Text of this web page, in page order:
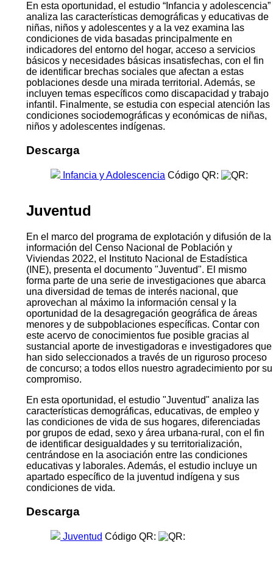
En esta oportunidad, el estudio “Infancia y adolescencia”
analiza las características demográficas y educativas de
niñas, niños y adolescentes y a la vez examina las
condiciones de vida basadas principalmente en
indicadores del entorno del hogar, acceso a servicios
básicos y necesidades básicas insatisfechas, con el fin
de identificar brechas sociales que afectan a estas
poblaciones desde una mirada territorial. Además, se
incluyen temas específicos como discapacidad y trabajo
infantil. Finalmente, se estudia con especial atención las
condiciones sociodemográficas y económicas de niñas,
niños y adolescentes indígenas.
Descarga
Infancia y Adolescencia Código QR:
Juventud
En el marco del programa de explotación y difusión de la
información del Censo Nacional de Población y
Viviendas 2022, el Instituto Nacional de Estadística
(INE), presenta el documento "Juventud". El mismo
forma parte de una serie de investigaciones que abarca
una diversidad de temas de interés nacional, que
aprovechan al máximo la información censal y la
oportunidad de la desagregación geográfica de áreas
menores y de subpoblaciones específicas. Contar con
este acervo de conocimientos fue posible gracias al
sustancial aporte de investigadoras e investigadores que
han sido seleccionados a través de un riguroso proceso
de concurso; a todos ellos nuestro agradecimiento por su
compromiso.
En esta oportunidad, el estudio "Juventud" analiza las
características demográficas, educativas, de empleo y
las condiciones de vida de sus hogares, diferenciadas
por grupos de edad, sexo y área urbana-rural, con el fin
de identificar desigualdades y su territorialización,
centrándose en la asociación entre las condiciones
educativas y laborales. Además, el estudio incluye un
apartado específico de la juventud indígena y sus
condiciones de vida.
Descarga
Juventud Código QR: